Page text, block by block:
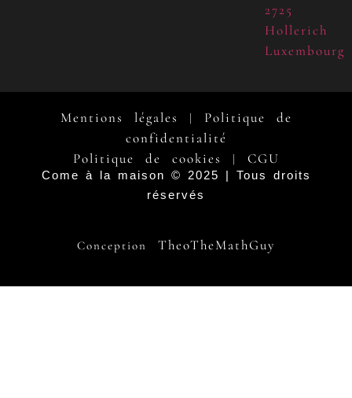
2725
Hollerich
Luxembourg
Mentions légales | Politique de
confidentialité
Politique de cookies
| CGU
Come à la maison © 2025 | Tous droits
réservés
Conception TheoTheMathGuy